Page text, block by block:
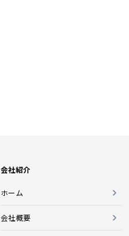
会社紹介
ホーム
会社概要